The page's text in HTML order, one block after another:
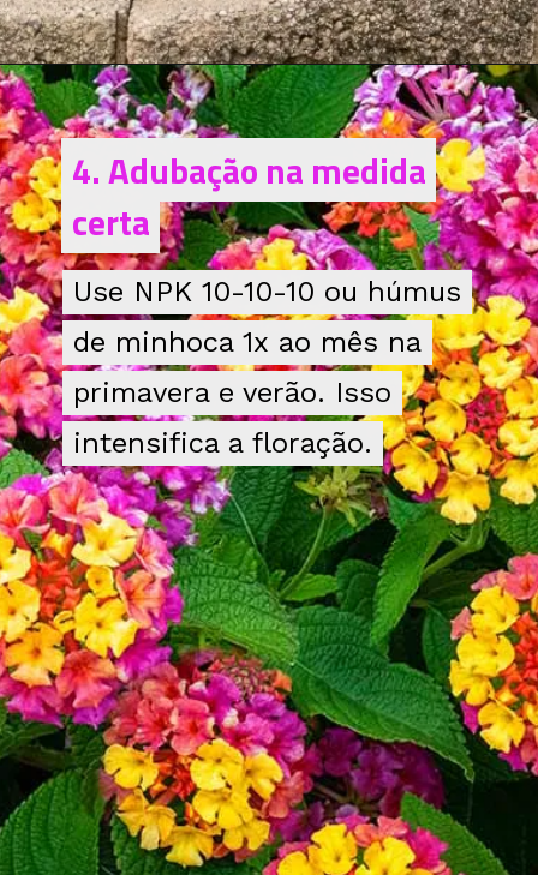
Opening https://bepage.com.br/dicas-para-manter-a-lantana-sempre-bonita/
4. Adubação na medida
certa
4. Adubação na medida
certa
Use NPK 10-10-10 ou húmus
de minhoca 1x ao mês na
primavera e verão. Isso
intensifica a floração.
Use NPK 10-10-10 ou húmus
de minhoca 1x ao mês na
primavera e verão. Isso
intensifica a floração.